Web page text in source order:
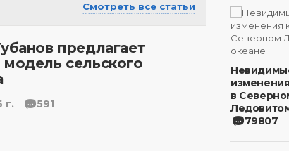
Смотреть все статьи
предлагает
сельского
г. 591
в
79807